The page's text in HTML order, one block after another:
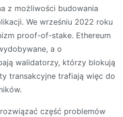
z możliwości budowania
We wrześniu 2022 roku
proof-of-stake. Ethereum
a o
walidatorzy, którzy blokują
transakcyjne trafiają więc do
część problemów